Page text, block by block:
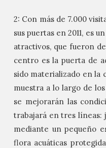
2: Con más de 7.000
sus puertas en 2011, es
atractivos, que fueron
centro es la puerta de
sido materializado en la
muestra a lo largo de
se mejorarán las
trabajará en tres
mediante un pequeño
flora acuáticas